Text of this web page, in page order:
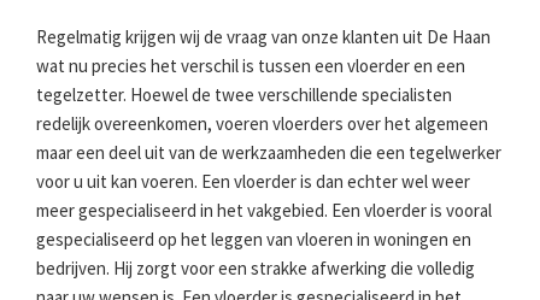
Regelmatig krijgen wij de vraag van onze klanten uit De Haan
wat nu precies het verschil is tussen een vloerder en een
tegelzetter. Hoewel de twee verschillende specialisten
redelijk overeenkomen, voeren vloerders over het algemeen
maar een deel uit van de werkzaamheden die een tegelwerker
voor u uit kan voeren. Een vloerder is dan echter wel weer
meer gespecialiseerd in het vakgebied. Een vloerder is vooral
gespecialiseerd op het leggen van vloeren in woningen en
bedrijven. Hij zorgt voor een strakke afwerking die volledig